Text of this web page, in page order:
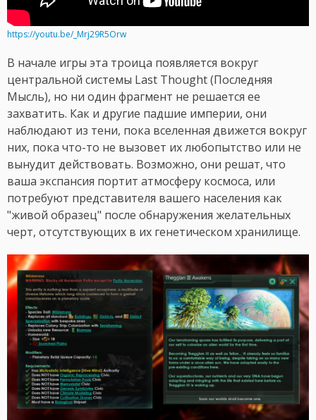
https://youtu.be/_Mrj29R5Orw
В начале игры эта троица появляется вокруг
центральной системы Last Thought (Последняя
Мысль), но ни один фрагмент не решается ее
захватить. Как и другие падшие империи, они
наблюдают из тени, пока вселенная движется вокруг
них, пока что-то не вызовет их любопытство или не
вынудит действовать. Возможно, они решат, что
ваша экспансия портит атмосферу космоса, или
потребуют представителя вашего населения как
"живой образец" после обнаружения желательных
черт, отсутствующих в их генетическом хранилище.